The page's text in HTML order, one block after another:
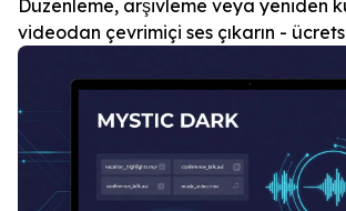
Düzenleme, arşivleme veya yeniden
videodan çevrimiçi ses çıkarın -